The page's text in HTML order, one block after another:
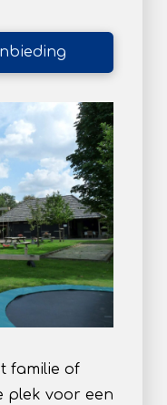
familie of
plek voor een